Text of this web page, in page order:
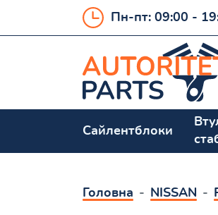
Пн-пт: 09:00 -
Сайлентблоки
Головна NISSAN